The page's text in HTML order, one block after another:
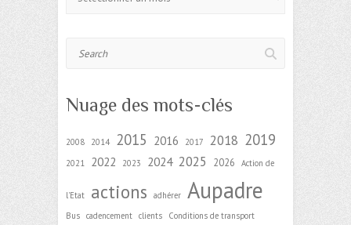
Nuage des mots-clés
2008 2014 2015 2016 2017 2018 2019
2021 2022 2023 2024 2025 2026 Action de
l'Etat actions adhérer Aupadre
Bus cadencement clients Conditions de transport